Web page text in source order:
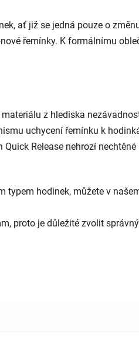
ať již se jedná pouze o
řemínky. K formálnímu
z hlediska
uchycení řemínku k
Quick Release nehrozí nechtěné
typem hodinek, můžete v
proto je důležité zvolit správný